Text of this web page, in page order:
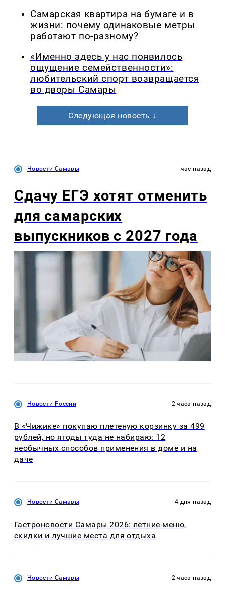
Самарская квартира на бумаге и в
жизни: почему одинаковые метры
работают по-разному?
«Именно здесь у нас появилось
ощущение семейственности»:
любительский спорт возвращается
во дворы Самары
Следующая новость ↓
Новости Самары час назад
Сдачу ЕГЭ хотят отменить
для самарских
выпускников с 2027 года
Новости России 2 часа назад
В «Чижике» покупаю плетеную корзинку за 499
рублей, но ягоды туда не набираю: 12
необычных способов применения в доме и на
даче
Новости Самары 4 дня назад
Гастроновости Самары 2026: летние меню,
скидки и лучшие места для отдыха
Новости Самары 2 часа назад